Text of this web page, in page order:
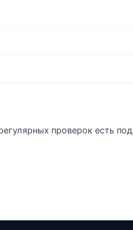
проверок есть